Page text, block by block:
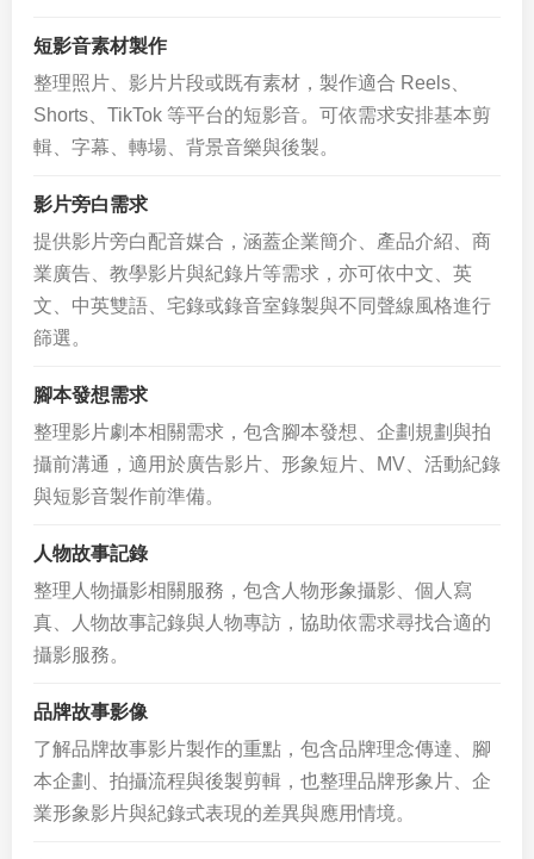
短影音素材製作
整理照片、影片片段或既有素材，製作適合 Reels、
Shorts、TikTok 等平台的短影音。可依需求安排基本剪
輯、字幕、轉場、背景音樂與後製。
影片旁白需求
提供影片旁白配音媒合，涵蓋企業簡介、產品介紹、商
業廣告、教學影片與紀錄片等需求，亦可依中文、英
文、中英雙語、宅錄或錄音室錄製與不同聲線風格進行
篩選。
腳本發想需求
整理影片劇本相關需求，包含腳本發想、企劃規劃與拍
攝前溝通，適用於廣告影片、形象短片、MV、活動紀錄
與短影音製作前準備。
人物故事記錄
整理人物攝影相關服務，包含人物形象攝影、個人寫
真、人物故事記錄與人物專訪，協助依需求尋找合適的
攝影服務。
品牌故事影像
了解品牌故事影片製作的重點，包含品牌理念傳達、腳
本企劃、拍攝流程與後製剪輯，也整理品牌形象片、企
業形象影片與紀錄式表現的差異與應用情境。